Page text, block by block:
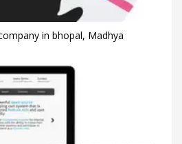
in bhopal, Madhya